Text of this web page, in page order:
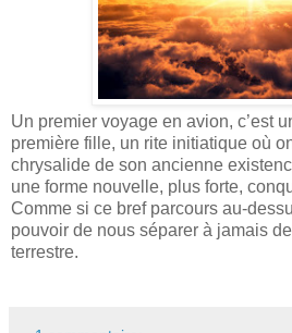
Un premier voyage en avion, c’est
première fille, un rite initiatique où
chrysalide de son ancienne
une forme nouvelle, plus forte,
Comme si ce bref parcours au-
pouvoir de nous séparer à jamais
terrestre.